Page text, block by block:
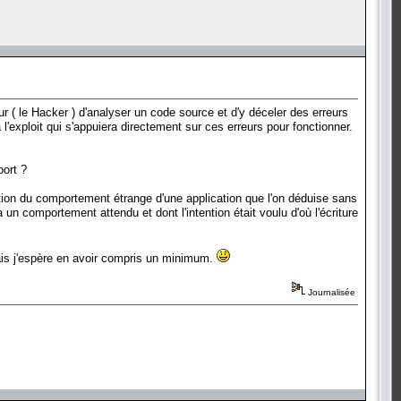
( le Hacker ) d'analyser un code source et d'y déceler des erreurs
qui s'appuiera directement sur ces erreurs pour fonctionner.
?
du comportement étrange d'une application que l'on déduise sans
comportement attendu et dont l'intention était voulu d'où l'écriture
j'espère en avoir compris un minimum.
Journalisée